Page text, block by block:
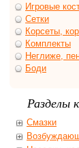
Игровые
Сетки
Корсеты,
Комплекты
Неглиже,
Боди
Разделы
Смазки